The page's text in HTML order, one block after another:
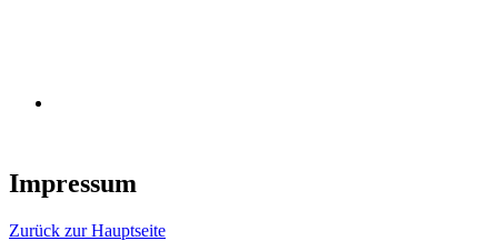
Impressum
Zurück zur Hauptseite